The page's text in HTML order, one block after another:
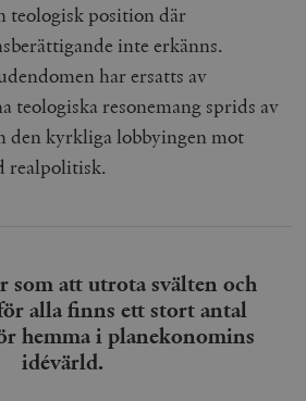
teologisk position där
inte erkänns.
har ersatts av
teologiska resonemang sprids av
den kyrkliga lobbyingen mot
realpolitisk.
som att utrota svälten och
alla finns ett stort antal
hemma i planekonomins
idévärld.